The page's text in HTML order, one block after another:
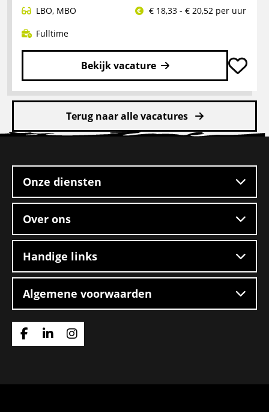
LBO, MBO
€ 18,33 - € 20,52 per uur
Fulltime
Bekijk vacature
Lees
meer
Rangeerder
Boxtel
Terug naar alle vacatures
footer
Onze diensten
Over ons
Handige links
Algemene voorwaarden
Ga
Ga
Ga